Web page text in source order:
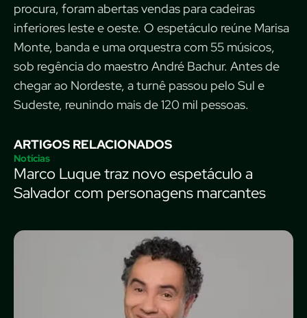
procura, foram abertas vendas para cadeiras
inferiores leste e oeste. O espetáculo reúne Marisa
Monte, banda e uma orquestra com 55 músicos,
sob regência do maestro André Bachur. Antes de
chegar ao Nordeste, a turnê passou pelo Sul e
Sudeste, reunindo mais de 120 mil pessoas.
ARTIGOS RELACIONADOS
Notícias
Marco Luque traz novo espetáculo a
Salvador com personagens marcantes